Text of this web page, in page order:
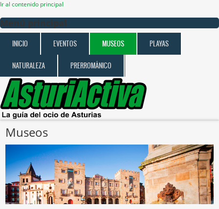
Ir al contenido principal
Menú principal
INICIO EVENTOS MUSEOS PLAYAS
NATURALEZA PRERROMÁNICO
Museos